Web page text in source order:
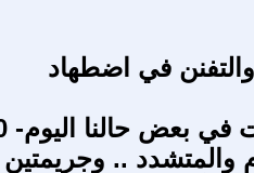
والتفنن في اضطهاد